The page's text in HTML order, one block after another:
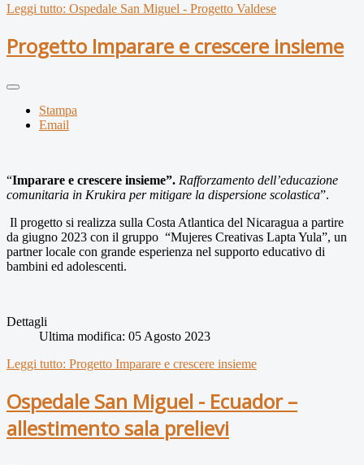
Leggi tutto: Ospedale San Miguel - Progetto Valdese
Progetto Imparare e crescere insieme
Stampa
Email
“Imparare e crescere insieme”. Rafforzamento dell’educazione
comunitaria in Krukira per mitigare la dispersione scolastica”.
Il progetto si realizza sulla Costa Atlantica del Nicaragua a partire
da giugno 2023 con il gruppo “Mujeres Creativas Lapta Yula”, un
partner locale con grande esperienza nel supporto educativo di
bambini ed adolescenti.
Dettagli
Ultima modifica: 05 Agosto 2023
Leggi tutto: Progetto Imparare e crescere insieme
Ospedale San Miguel - Ecuador –
allestimento sala prelievi